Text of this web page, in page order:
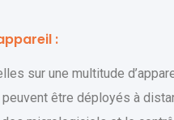
:
sur une multitude
être déployés à